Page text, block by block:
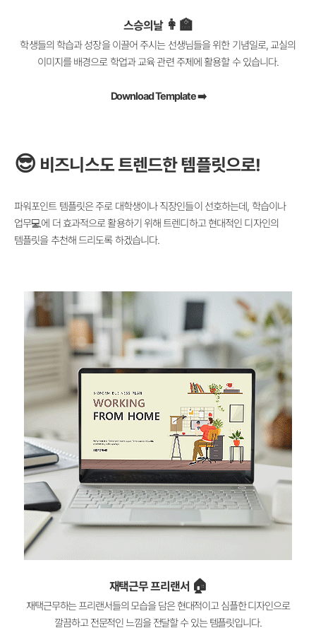
스승의날 👩‍🏫
학생들의 학습과 성장을 이끌어 주시는 선생님들을 위한 기념일로, 교실의
이미지를 배경으로 학업과 교육 관련 주제에 활용할 수 있습니다.
Download Template ➡️
😎 비즈니스도 트렌드한 템플릿으로!
파워포인트 템플릿은 주로 대학생이나 직장인들이 선호하는데, 학습이나
업무💻에 더 효과적으로 활용하기 위해 트렌디하고 현대적인 디자인의
템플릿을 추천해 드리도록 하겠습니다.
재택근무 프리랜서 🏠
재택근무하는 프리랜서들의 모습을 담은 현대적이고 심플한 디자인으로
깔끔하고 전문적인 느낌을 전달할 수 있는 템플릿입니다.